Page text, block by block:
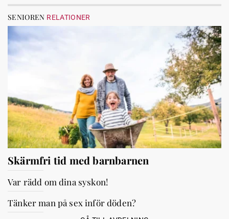
SENIOREN RELATIONER
Skärmfri tid med barnbarnen
Var rädd om dina syskon!
Tänker man på sex inför döden?